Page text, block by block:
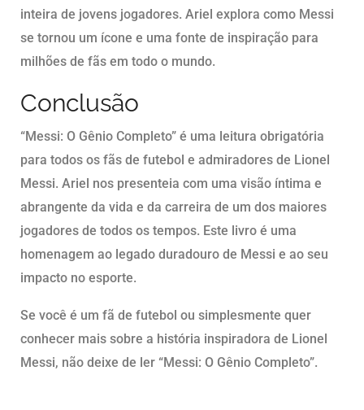
inteira de jovens jogadores. Ariel explora como Messi
se tornou um ícone e uma fonte de inspiração para
milhões de fãs em todo o mundo.
Conclusão
“Messi: O Gênio Completo” é uma leitura obrigatória
para todos os fãs de futebol e admiradores de Lionel
Messi. Ariel nos presenteia com uma visão íntima e
abrangente da vida e da carreira de um dos maiores
jogadores de todos os tempos. Este livro é uma
homenagem ao legado duradouro de Messi e ao seu
impacto no esporte.
Se você é um fã de futebol ou simplesmente quer
conhecer mais sobre a história inspiradora de Lionel
Messi, não deixe de ler “Messi: O Gênio Completo”.